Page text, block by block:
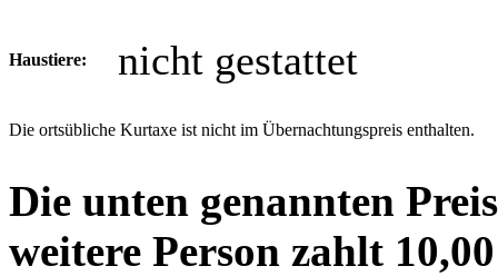
Haustiere: nicht gestattet
Die ortsübliche Kurtaxe ist nicht im Übernachtungspreis enthalten.
Die unten genannten
weitere Person zahlt